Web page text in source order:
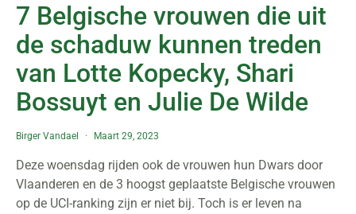
7 Belgische vrouwen die uit
de schaduw kunnen treden
van Lotte Kopecky, Shari
Bossuyt en Julie De Wilde
Birger Vandael Maart 29, 2023
Deze woensdag rijden ook de vrouwen hun Dwars door
Vlaanderen en de 3 hoogst geplaatste Belgische vrouwen
op de UCI-ranking zijn er niet bij. Toch is er leven na